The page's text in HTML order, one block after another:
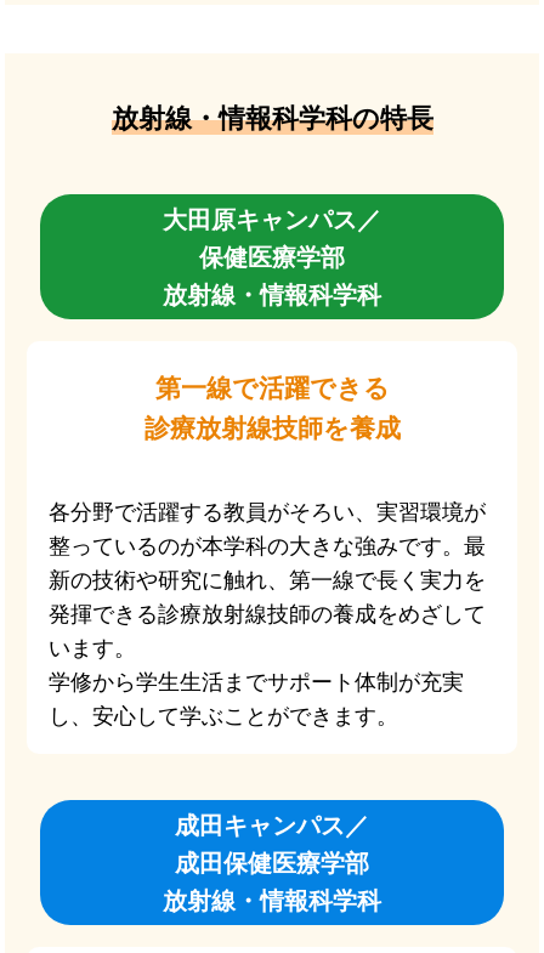
放射線・情報科学科の特長
大田原キャンパス／
保健医療学部
放射線・情報科学科
第一線で活躍できる
診療放射線技師を養成
各分野で活躍する教員がそろい、実習環境が
整っているのが本学科の大きな強みです。最
新の技術や研究に触れ、第一線で長く実力を
発揮できる診療放射線技師の養成をめざして
います。
学修から学生生活までサポート体制が充実
し、安心して学ぶことができます。
成田キャンパス／
成田保健医療学部
放射線・情報科学科